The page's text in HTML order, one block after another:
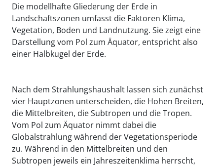
Die modellhafte Gliederung der Erde in
Landschaftszonen umfasst die Faktoren Klima,
Vegetation, Boden und Landnutzung. Sie zeigt eine
Darstellung vom Pol zum Äquator, entspricht also
einer Halbkugel der Erde.
Nach dem Strahlungshaushalt lassen sich zunächst
vier Hauptzonen unterscheiden, die Hohen Breiten,
die Mittelbreiten, die Subtropen und die Tropen.
Vom Pol zum Äquator nimmt dabei die
Globalstrahlung während der Vegetationsperiode
zu. Während in den Mittelbreiten und den
Subtropen jeweils ein Jahreszeitenklima herrscht,